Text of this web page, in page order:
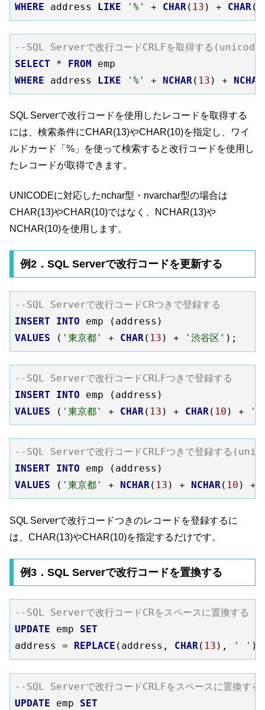
WHERE address LIKE '%' + CHAR ( 13 ) + CHAR (
--SQL Serverで改行コードCRLFを取得する
SELECT * FROM
WHERE address LIKE '%' + NCHAR( 13 ) + NCHAR
SQL Serverで改行コードを使用したレコードを取得する
には、検索条件にCHAR(13)やCHAR(10)を指定し、ワイ
ルドカード「%」を使って検索すると改行コードを使用し
たレコードが取得できます。
UNICODEに対応したnchar型・nvarchar型の場合は
CHAR(13)やCHAR(10)ではなく、NCHAR(13)や
NCHAR(10)を使用します。
例2．SQL Serverで改行コードを更新する
--SQL Serverで改行コードCRつきで登録する
INSERT
INTO
VALUES ( '東京都' + CHAR ( 13 ) + '渋谷区'
--SQL Serverで改行コードCRLFつきで登録する
INSERT
INTO
VALUES ( '東京都' + CHAR( 13 ) + CHAR( 10 ) + '
--SQL Serverで改行コードCRLFつきで登録する
INSERT
INTO
VALUES ( '東京都' + NCHAR( 13 ) + NCHAR( 10 ) +
SQL Serverで改行コードつきのレコードを登録するに
は、CHAR(13)やCHAR(10)を指定するだけです。
例3．SQL Serverで改行コードを置換する
--SQL Serverで改行コードCRをスペースに置換する
UPDATE emp SET
address =
REPLACE (address, CHAR( 13 ), ' '
--SQL Serverで改行コードCRLFをスペースに置換す
UPDATE emp SET